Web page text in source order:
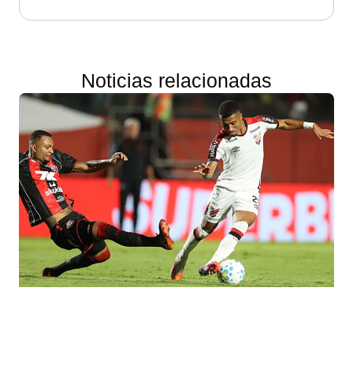
Noticias relacionadas